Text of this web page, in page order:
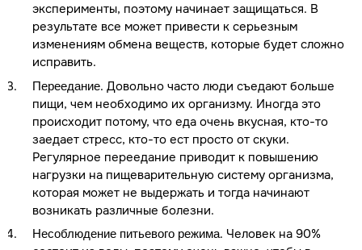
эксперименты, поэтому начинает защищаться. В
результате все может привести к серьезным
изменениям обмена веществ, которые будет сложно
исправить.
Переедание. Довольно часто люди съедают больше
пищи, чем необходимо их организму. Иногда это
происходит потому, что еда очень вкусная, кто-то
заедает стресс, кто-то ест просто от скуки.
Регулярное переедание приводит к повышению
нагрузки на пищеварительную систему организма,
которая может не выдержать и тогда начинают
возникать различные болезни.
Несоблюдение питьевого режима. Человек на 90%